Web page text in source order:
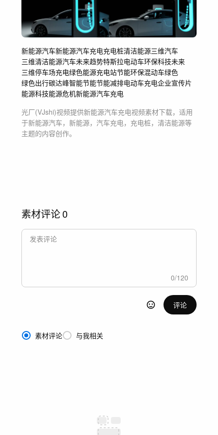
新能源汽车新能源汽车充电充电桩清洁能源三维汽车
三维清洁能源汽车未来趋势特斯拉电动车环保科技未来
三维停车场充电绿色能源充电站节能环保混动车绿色
绿色出行碳达峰智能节能节能减排电动车充电企业宣传片
能源科技能源危机新能源汽车充电
光厂(VJshi)视频提供新能源汽车充电视频素材下载，适用
于新能源汽车，新能源，汽车充电，充电桩，清洁能源等
主题的内容创作。
素材评论0
0/120
评论
素材评论 与我相关